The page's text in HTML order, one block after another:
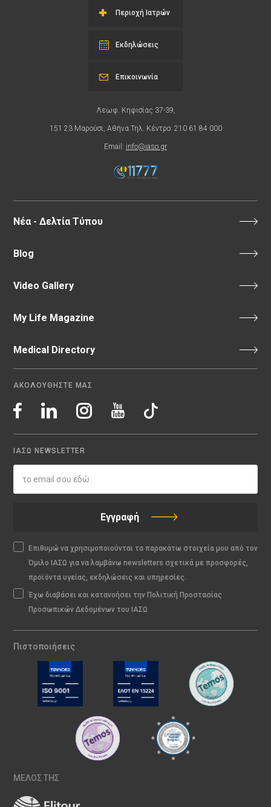
Περιοχή Ιατρών
Εκδηλώσεις
Λεωφ. Κηφισίας 37-39,
151 23 Μαρούσι, Αθήνα Τηλ. Κέντρο: 210 61 84 000
Email: info@iaso.gr
Επικοινωνία
Νέα - Δελτία Τύπου
Blog
Video Gallery
My Life Magazine
Medical Directory
ΑΚΟΛΟΥΘΗΣΤΕ ΜΑΣ
ΙΑΣΩ NEWSLETTER
Εγγραφή
Επιθυμώ να χρησιμοποιούνται τα παρακάτω στοιχεία μου από τον
Όμιλο ΙΑΣΩ για να λαμβάνω newsletters σχετικά με προσφορές,
προϊόντα υγείας, εκδηλώσεις και υπηρεσίες.
Έχω διαβάσει και κατανοήσει την Πολιτική Προστασίας
Προσωπικών Δεδομένων του ΙΑΣΩ
Πιστοποιήσεις
ΜΕΛΟΣ ΤΗΣ